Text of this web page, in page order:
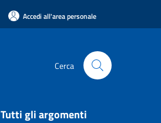
Accedi all'area personale
Cerca
Tutti gli argomenti